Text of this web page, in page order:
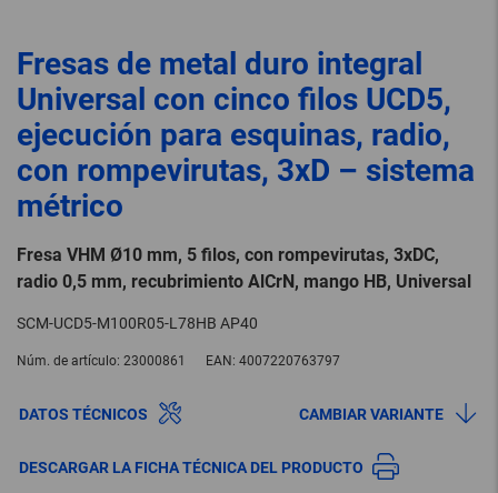
Fresas de metal duro integral
Universal con cinco filos UCD5,
ejecución para esquinas, radio,
con rompevirutas, 3xD – sistema
métrico
Fresa VHM Ø10 mm, 5 filos, con rompevirutas, 3xDC,
radio 0,5 mm, recubrimiento AlCrN, mango HB, Universal
SCM-UCD5-M100R05-L78HB AP40
Núm. de artículo: 23000861 EAN: 4007220763797
DATOS TÉCNICOS CAMBIAR VARIANTE
DESCARGAR LA FICHA TÉCNICA DEL PRODUCTO